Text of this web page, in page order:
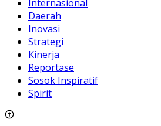
Internasional
Daerah
Inovasi
Strategi
Kinerja
Reportase
Sosok Inspiratif
Spirit